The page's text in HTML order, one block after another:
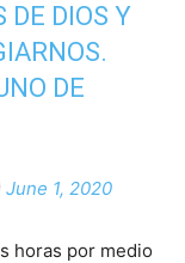
DE DIOS Y
DE
June 1, 2020
horas por medio